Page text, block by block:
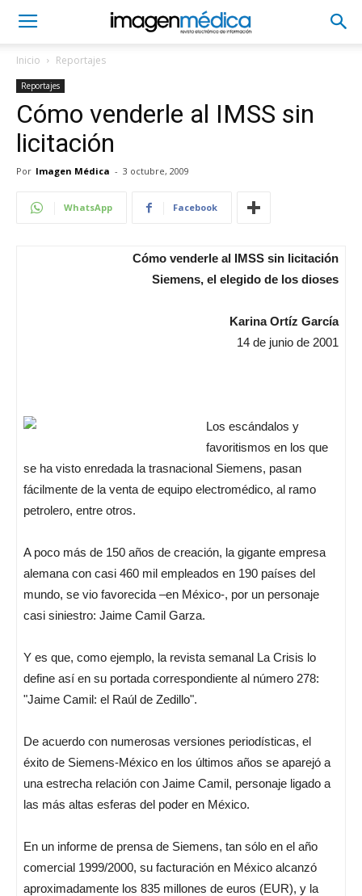
Inicio Reportajes
Reportajes
Cómo venderle al IMSS sin
licitación
Por Imagen Médica - 3 octubre, 2009
WhatsApp Facebook
Cómo venderle al IMSS sin licitación
Siemens, el elegido de los dioses
Karina Ortíz García
14 de junio de 2001
Los escándalos y
favoritismos en los que
se ha visto enredada la trasnacional Siemens, pasan
fácilmente de la venta de equipo electromédico, al ramo
petrolero, entre otros.
A poco más de 150 años de creación, la gigante empresa
alemana con casi 460 mil empleados en 190 países del
mundo, se vio favorecida –en México-, por un personaje
casi siniestro: Jaime Camil Garza.
Y es que, como ejemplo, la revista semanal La Crisis lo
define así en su portada correspondiente al número 278:
"Jaime Camil: el Raúl de Zedillo".
De acuerdo con numerosas versiones periodísticas, el
éxito de Siemens-México en los últimos años se aparejó a
una estrecha relación con Jaime Camil, personaje ligado a
las más altas esferas del poder en México.
En un informe de prensa de Siemens, tan sólo en el año
comercial 1999/2000, su facturación en México alcanzó
aproximadamente los 835 millones de euros (EUR), y la